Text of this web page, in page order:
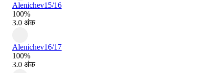
Alenichev15/16
100%
3.0 अंक
Alenichev16/17
100%
3.0 अंक